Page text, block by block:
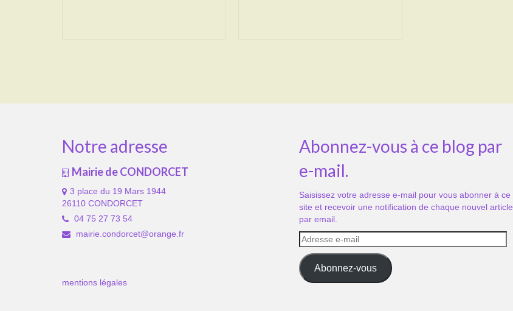
Notre adresse
Mairie de CONDORCET
3 place du 19 Mars 1944
26110 CONDORCET
04 75 27 73 54
mairie.condorcet@orange.fr
mentions légales
Abonnez-vous à ce blog par
e-mail.
Saisissez votre adresse e-mail pour vous abonner à ce
site et recevoir une notification de chaque nouvel article
par email.
Adresse
e-
mail
Abonnez-vous